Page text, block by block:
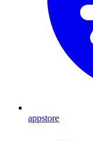
appstore